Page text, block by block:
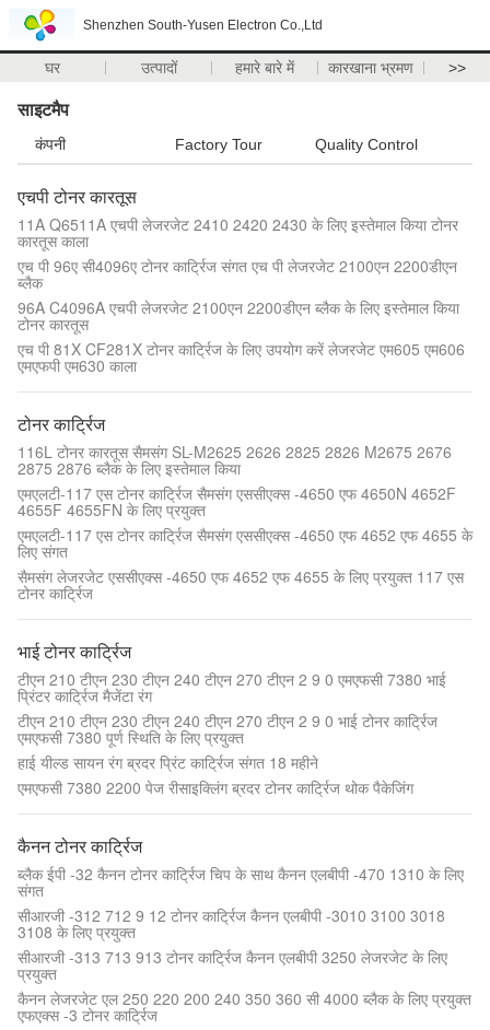
Shenzhen South-Yusen Electron Co.,Ltd
घर उत्पादों हमारे बारे में कारखाना भ्रमण >>
साइटमैप
कंपनी Factory Tour Quality Control
एचपी टोनर कारतूस
11A Q6511A एचपी लेजरजेट 2410 2420 2430 के लिए इस्तेमाल किया टोनर
कारतूस काला
एच पी 96ए सी4096ए टोनर कार्ट्रिज संगत एच पी लेजरजेट 2100एन 2200डीएन
ब्लैक
96A C4096A एचपी लेजरजेट 2100एन 2200डीएन ब्लैक के लिए इस्तेमाल किया
टोनर कारतूस
एच पी 81X CF281X टोनर कार्ट्रिज के लिए उपयोग करें लेजरजेट एम605 एम606
एमएफपी एम630 काला
टोनर कार्ट्रिज
116L टोनर कारतूस सैमसंग SL-M2625 2626 2825 2826 M2675 2676
2875 2876 ब्लैक के लिए इस्तेमाल किया
एमएलटी-117 एस टोनर कार्ट्रिज सैमसंग एससीएक्स -4650 एफ 4650N 4652F
4655F 4655FN के लिए प्रयुक्त
एमएलटी-117 एस टोनर कार्ट्रिज सैमसंग एससीएक्स -4650 एफ 4652 एफ 4655 के
लिए संगत
सैमसंग लेजरजेट एससीएक्स -4650 एफ 4652 एफ 4655 के लिए प्रयुक्त 117 एस
टोनर कार्ट्रिज
भाई टोनर कार्ट्रिज
टीएन 210 टीएन 230 टीएन 240 टीएन 270 टीएन 2 9 0 एमएफसी 7380 भाई
प्रिंटर कार्ट्रिज मैजेंटा रंग
टीएन 210 टीएन 230 टीएन 240 टीएन 270 टीएन 2 9 0 भाई टोनर कार्ट्रिज
एमएफसी 7380 पूर्ण स्थिति के लिए प्रयुक्त
हाई यील्ड सायन रंग ब्रदर प्रिंट कार्ट्रिज संगत 18 महीने
एमएफसी 7380 2200 पेज रीसाइक्लिंग ब्रदर टोनर कार्ट्रिज थोक पैकेजिंग
कैनन टोनर कार्ट्रिज
ब्लैक ईपी -32 कैनन टोनर कार्ट्रिज चिप के साथ कैनन एलबीपी -470 1310 के लिए
संगत
सीआरजी -312 712 9 12 टोनर कार्ट्रिज कैनन एलबीपी -3010 3100 3018
3108 के लिए प्रयुक्त
सीआरजी -313 713 913 टोनर कार्ट्रिज कैनन एलबीपी 3250 लेजरजेट के लिए
प्रयुक्त
कैनन लेजरजेट एल 250 220 200 240 350 360 सी 4000 ब्लैक के लिए प्रयुक्त
एफएक्स -3 टोनर कार्ट्रिज